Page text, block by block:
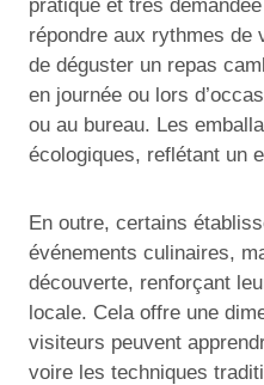
pratique et très
répondre aux rythmes de
de déguster un repas
en journée ou lors
ou au bureau. Les
écologiques, reflétant un
En outre, certains
événements culinaires,
découverte, renforçant
locale. Cela offre une
visiteurs peuvent
voire les techniques